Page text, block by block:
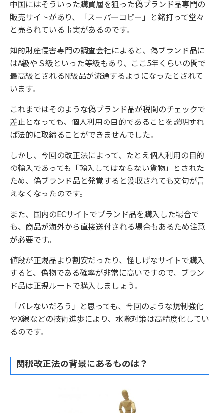
中国にはそういった購買層を狙った偽ブランド品専門の
販売サイトがあり、「スーパーコピー」と銘打って堂々
と売られている事実があるのです。
知的財産侵害専門の調査会社によると、偽ブランド品に
はA級やＳ級といった等級もあり、ここ5年くらいの間で
最高級とされるN級品が流通するようになったとされて
います。
これまではそのような偽ブランド品が税関のチェックで
差止となっても、個人利用の目的であることを説明すれ
ば法的に取締ることができませんでした。
しかし、今回の改正法によって、たとえ個人利用の目的
の輸入であっても「輸入してはならない貨物」とされた
ため、偽ブランド品と発覚すると没収されても文句が言
えなくなったのです。
また、国内のECサイトでブランド品を購入した場合で
も、商品が海外から直接送付される場合もあるため注意
が必要です。
値段が正規品より割安だったり、怪しげなサイトで購入
すると、偽物である確率が非常に高いですので、ブラン
ド品は正規ルートで購入しましょう。
「バレないだろう」と思っても、今回のような規制強化
やX線などの技術進歩により、水際対策は高精度化してい
るのです。
関税改正法の背景にあるものは？